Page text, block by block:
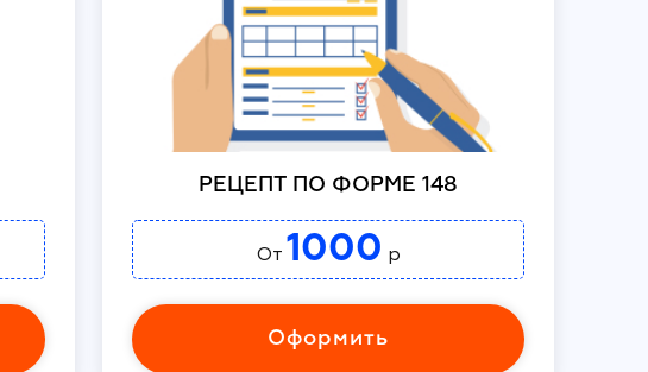
РЕЦЕПТ ПО ФОРМЕ 148
От 1000 р
Оформить